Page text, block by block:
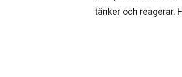
tänker och reagerar.